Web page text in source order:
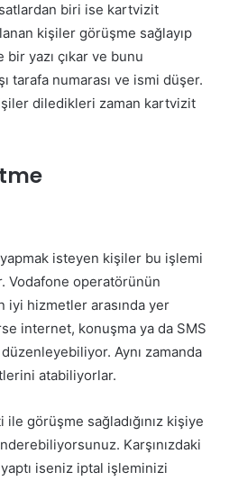
biri ise kartvizit
kişiler görüşme sağlayıp
yazı çıkar ve bunu
tarafa numarası ve ismi düşer.
diledikleri zaman kartvizit
yapmak isteyen kişiler bu işlemi
Vodafone operatörünün
iyi hizmetler arasında yer
internet, konuşma ya da SMS
Aynı zamanda
atabiliyorlar.
görüşme sağladığınız kişiye
Karşınızdaki
iseniz iptal işleminizi